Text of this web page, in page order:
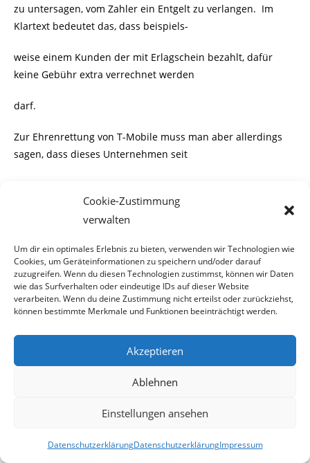
Cookie-Zustimmung
verwalten
Um dir ein optimales Erlebnis zu bieten, verwenden wir Technologien wie
Cookies, um Geräteinformationen zu speichern und/oder darauf
zuzugreifen. Wenn du diesen Technologien zustimmst, können wir Daten
wie das Surfverhalten oder eindeutige IDs auf dieser Website
verarbeiten. Wenn du deine Zustimmung nicht erteilst oder zurückziehst,
können bestimmte Merkmale und Funktionen beeinträchtigt werden.
Akzeptieren
Ablehnen
Einstellungen ansehen
DatenschutzerklärungDatenschutzerklärungImpressum
zu untersagen, vom Zahler ein Entgelt zu verlangen. Im
Klartext bedeutet das, dass beispiels-
weise einem Kunden der mit Erlagschein bezahlt, dafür
keine Gebühr extra verrechnet werden
darf.
Zur Ehrenrettung von T-Mobile muss man aber allerdings
sagen, dass dieses Unternehmen seit
da das nunmehrige EuGH-Urteil
Funkanbieter DREI zu sehen, der bei uns
schon einige Male in die Schlagzeilen geraten ist. Völlig
unbeeindruckt von den bisherigen
Urteilen, verrechnet dieser weiterhin die